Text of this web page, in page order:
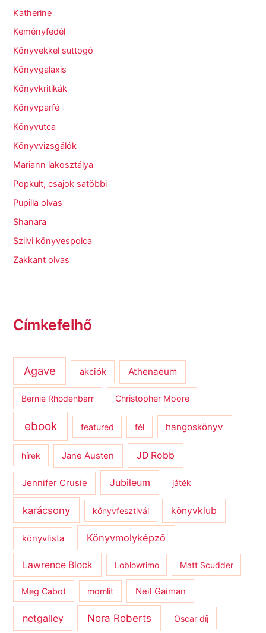
Katherine
Keményfedél
Könyvekkel suttogó
Könyvgalaxis
Könyvkritikák
Könyvparfé
Könyvutca
Könyvvizsgálók
Mariann lakosztálya
Popkult, csajok satöbbi
Pupilla olvas
Shanara
Szilvi könyvespolca
Zakkant olvas
Címkefelhő
Agave akciók Athenaeum
Bernie Rhodenbarr Christopher Moore
ebook featured fél hangoskönyv
hírek Jane Austen JD Robb
Jennifer Crusie Jubileum játék
karácsony könyvfesztivál könyvklub
könyvlista Könyvmolyképző
Lawrence Block Loblowrimo Matt Scudder
Meg Cabot momlit Neil Gaiman
netgalley Nora Roberts Oscar díj